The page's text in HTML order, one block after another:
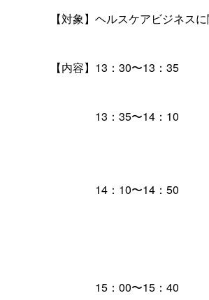
【対象】ヘルスケアビジネス
【内容】13：30〜13：3
13：35〜14：1
14：10〜14：5
15：00〜15：4